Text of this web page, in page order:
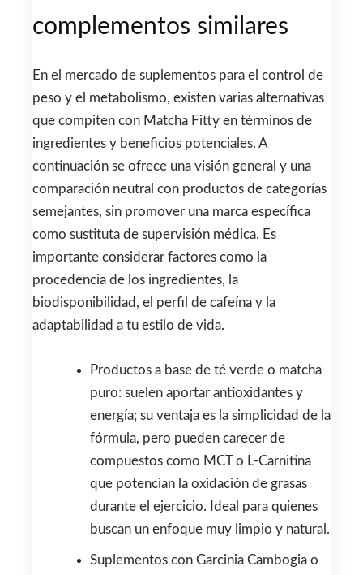
complementos similares
En el mercado de suplementos para el control de
peso y el metabolismo, existen varias alternativas
que compiten con Matcha Fitty en términos de
ingredientes y beneficios potenciales. A
continuación se ofrece una visión general y una
comparación neutral con productos de categorías
semejantes, sin promover una marca específica
como sustituta de supervisión médica. Es
importante considerar factores como la
procedencia de los ingredientes, la
biodisponibilidad, el perfil de cafeína y la
adaptabilidad a tu estilo de vida.
Productos a base de té verde o matcha
puro: suelen aportar antioxidantes y
energía; su ventaja es la simplicidad de la
fórmula, pero pueden carecer de
compuestos como MCT o L-Carnitina
que potencian la oxidación de grasas
durante el ejercicio. Ideal para quienes
buscan un enfoque muy limpio y natural.
Suplementos con Garcinia Cambogia o